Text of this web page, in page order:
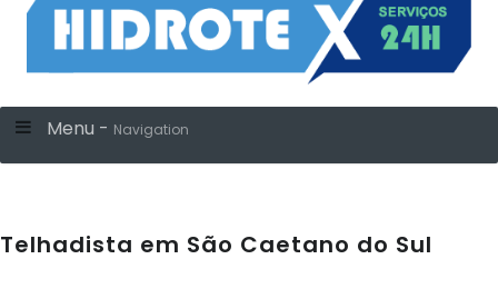
Menu - Navigation
Telhadista em São Caetano do Sul